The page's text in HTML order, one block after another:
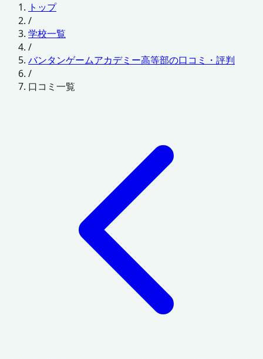
トップ
/
学校一覧
/
バンタンゲームアカデミー高等部の口コミ・評判
/
口コミ一覧